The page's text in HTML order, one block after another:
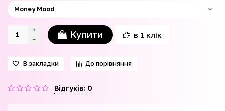
Купити в 1 клік
В закладки До порівняння
Відгуків: 0